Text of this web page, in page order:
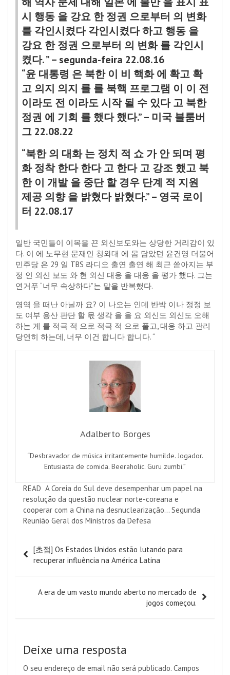
시 행동 을 강요 한 정권 으로부터 의 변화
를 각인시켰다 각인시켰다 하고 행동 을
강요 한 정권 으로부터 의 변화 를 각인시
켰다. ” – segunda-feira 22.08.16
“윤 대통령 은 북한 이 비 핵화 에 확고 확
고 의지 의지 를 를 북핵 프로그램 이 이 전
이라도 전 이라도 시작 될 수 있다 고 북한
정권 에 기회 를 했다 했다.” – 미국 블룸버
그 22.08.22
“북한 의 대화 는 정치 적 쇼 가 안 되며 평
화 정착 한다 한다 고 한다 고 강조 했고 북
한 이 개발 을 중단 할 경우 단계 적 지원
제공 의향 을 밝혔다 밝혔다.” – 영국 로이
터 22.08.17
일반 국민들이 이목을 끈 외신보도와는 상당한 거리감이 있
다. 이 에 노무현 문재인 청와대 에 몸 담았던 윤건영 더불어
민주당 은 29 일 TBS 라디오 출연 출연 해 최근 쏟아지는 부
정 인 외신 보도 와 현 외신 대응 을 대응 을 평가 했다. 그는
연거푸 “너무 속상하다”는 말을 반복했다.
영역 을 떠난 아닐까 요? 이 나오는 인데 반박 이나 정정 보
도 여부 용산 판단 할 몫 생각 을 을 요 외신도 외신도 오해
하는 게 를 적극 적 으로 적극 적 으로 풀고, 대응 하고 관리
당연히 하는데, 너무 이건 합니다 합니다. “
Adalberto Borges
“Desbravador de música irritantemente humilde. Jogador.
Entusiasta de comida. Beeraholic. Guru zumbi.”
READ A Coreia do Sul deve desempenhar um papel na
resolução da questão nuclear norte-coreana e
cooperar com a China na desnuclearização... Segunda
Reunião Geral dos Ministros da Defesa
de
artigos
[초점] Os Estados Unidos estão lutando para
recuperar influência na América Latina
A era de um vasto mundo aberto no mercado de
jogos começou.
Deixe uma resposta
O seu endereço de email não será publicado. Campos